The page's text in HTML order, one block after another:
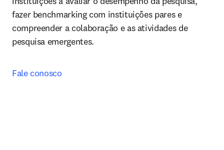
fazer benchmarking com instituições pares e
compreender a colaboração e as atividades de
pesquisa emergentes.
Fale conosco